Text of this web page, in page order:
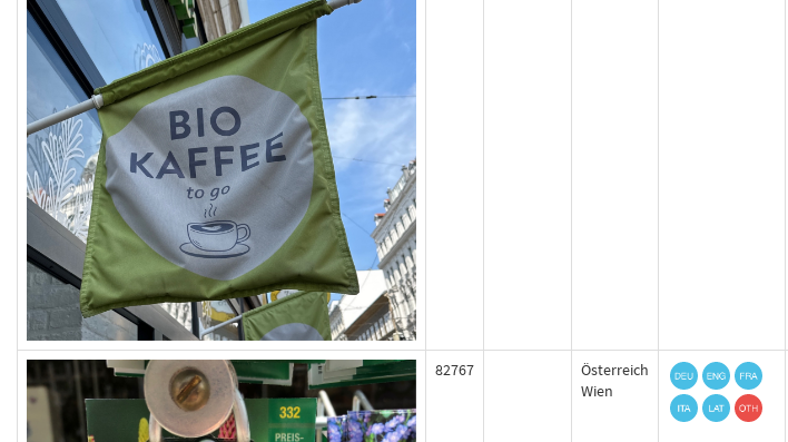
82767
Österreich
Wien